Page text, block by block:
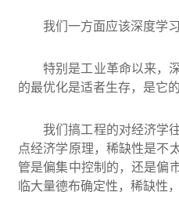
我们一方面应该深度学
特别是工业革命以来，
的最优化是适者生存，是它
我们搞工程的对经济学
点经济学原理，稀缺性是不
管是偏集中控制的，还是偏
临大量德布确定性，稀缺性